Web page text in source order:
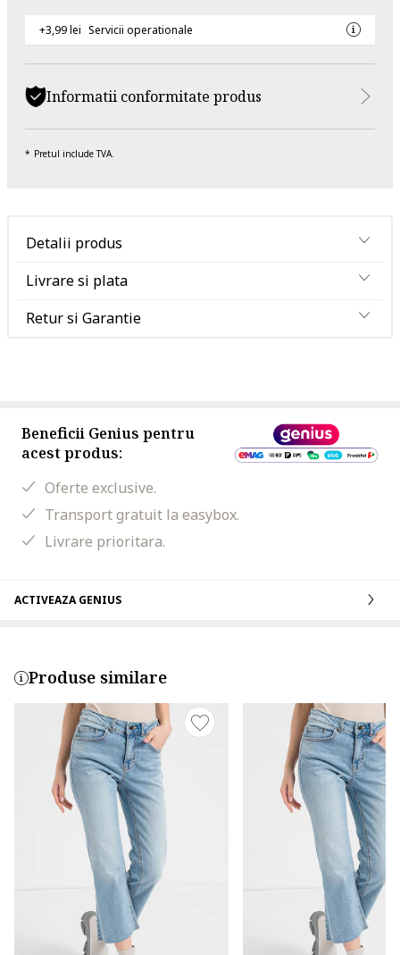
+3,99 lei Servicii operationale
Informatii conformitate produs
Pretul include TVA.
Detalii produs
Livrare si plata
Retur si Garantie
Beneficii Genius pentru
acest produs:
Oferte exclusive.
Transport gratuit la easybox.
Livrare prioritara.
ACTIVEAZA GENIUS
Produse similare